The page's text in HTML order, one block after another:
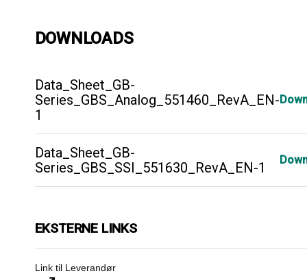
DOWNLOADS
Data_Sheet_GB-
Series_GBS_Analog_551460_RevA_EN-
1
Data_Sheet_GB-
Series_GBS_SSI_551630_RevA_EN-1
EKSTERNE LINKS
Link til Leverandør